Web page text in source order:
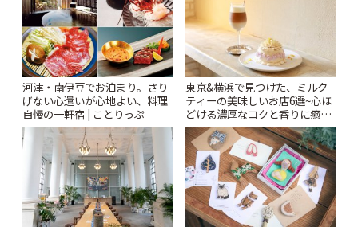
河津・南伊豆でお泊まり。さり
げない心遣いが心地よい、料理
自慢の一軒宿 | ことりっぷ
東京&横浜で見つけた、ミルク
ティーの美味しいお店6選~心ほ
どける濃厚なコクと香りに癒や
されるティータイム~ | ことりっ
ぷ